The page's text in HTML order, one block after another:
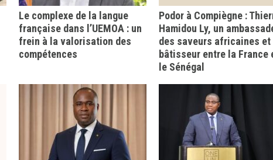
Le complexe de la langue
française dans l’UEMOA : un
frein à la valorisation des
compétences
Podor à Compiègne :
Hamidou Ly, un
des saveurs africaines et
bâtisseur entre la France
le Sénégal